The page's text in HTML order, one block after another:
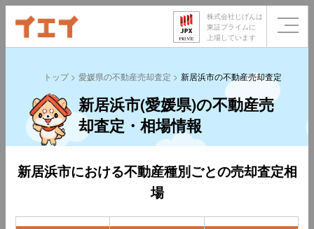
株式会社じげんは
東証プライムに
上場しています
トップ 愛媛県の不動産売却査定 新居浜市の不動産売却査定
新居浜市(愛媛県)の不動産売
却査定・相場情報
新居浜市における不動産種別ごとの売却査定相
場